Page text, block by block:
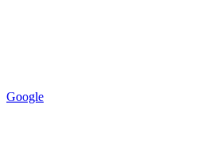
Google